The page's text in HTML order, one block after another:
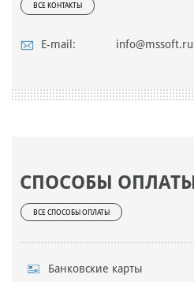
ВСЕ КОНТАКТЫ
E-mail: info@mssoft.ru
СПОСОБЫ
ВСЕ СПОСОБЫ ОПЛАТЫ
Банковские карты